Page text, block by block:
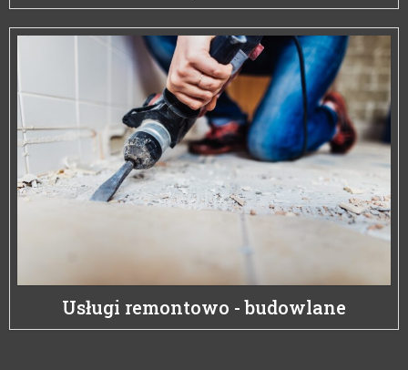
Usługi remontowo - budowlane